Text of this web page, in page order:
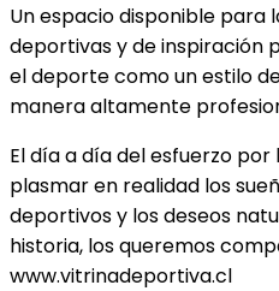
Un espacio disponible para
deportivas y de inspiración
el deporte como un estilo
manera altamente
El día a día del esfuerzo
plasmar en realidad los
deportivos y los deseos
historia, los queremos
www.vitrinadeportiva.cl